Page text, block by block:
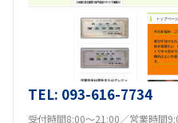
TEL: 093-616-7734
受付時間8:00～21:00／営業時間